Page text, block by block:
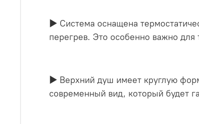
▶ Система оснащена
перегрев. Это особенно важно
▶ Верхний душ имеет круглую
современный вид, который будет